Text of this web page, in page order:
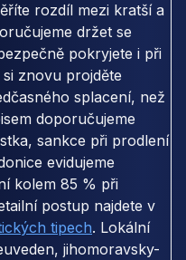
rozdíl mezi kratší a
držet se
pokryjete i při
znovu projděte
splacení, než
doporučujeme
sankce při prodlení
evidujeme
kolem 85 % při
postup najdete v
tipech. Lokální
jihomoravsky-